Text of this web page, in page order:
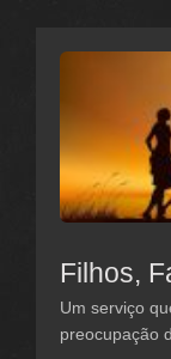
Filhos,
Um serviço
preocupação